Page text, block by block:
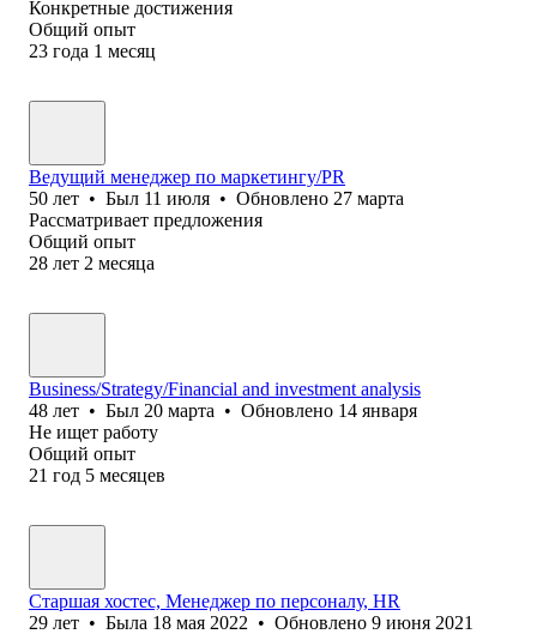
Конкретные достижения
Общий опыт
23 года 1 месяц
Ведущий менеджер по маркетингу/PR
50 лет • Был 11 июля • Обновлено 27 марта
Рассматривает предложения
Общий опыт
28 лет 2 месяца
Business/Strategy/Financial and investment analysis
48 лет • Был 20 марта • Обновлено 14 января
Не ищет работу
Общий опыт
21 год 5 месяцев
Старшая хостес, Менеджер по персоналу, HR
29 лет • Была 18 мая 2022 • Обновлено 9 июня 2021